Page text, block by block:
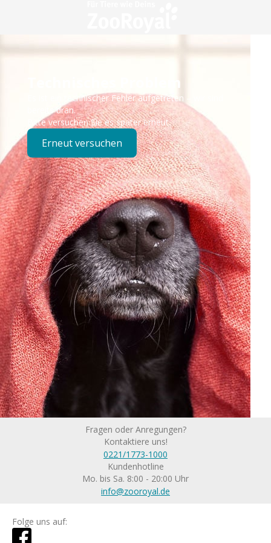
Technisches Problem
Es ist ein technischer Fehler aufgetreten – wir sind
bereits dran.
Bitte versuchen Sie es später erneut.
Erneut versuchen
Fragen oder Anregungen?
Kontaktiere uns!
0221/1773-1000
Kundenhotline
Mo. bis Sa. 8:00 - 20:00 Uhr
info@zooroyal.de
Folge uns auf: